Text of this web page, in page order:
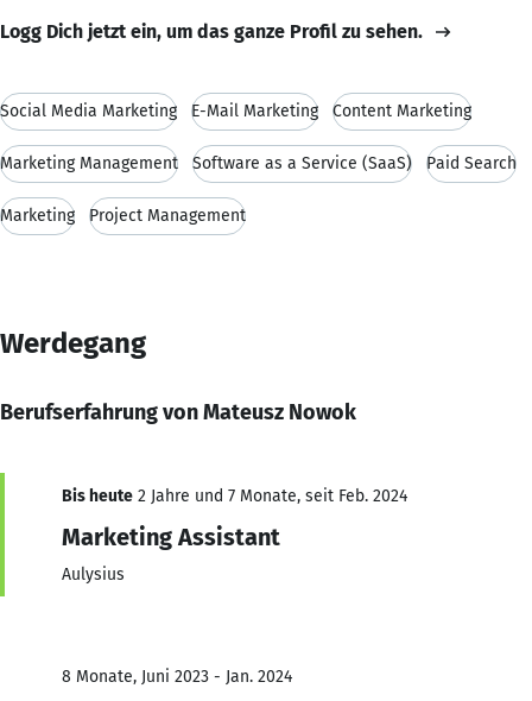
Logg Dich jetzt ein, um das ganze Profil zu sehen.
Social Media Marketing E-Mail Marketing Content Marketing
Marketing Management Software as a Service (SaaS) Paid Search
Marketing Project Management
Werdegang
Berufserfahrung von Mateusz Nowok
Bis heute 2 Jahre und 7 Monate, seit Feb. 2024
Marketing Assistant
Aulysius
8 Monate, Juni 2023 - Jan. 2024